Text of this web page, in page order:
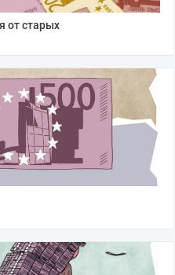
от старых